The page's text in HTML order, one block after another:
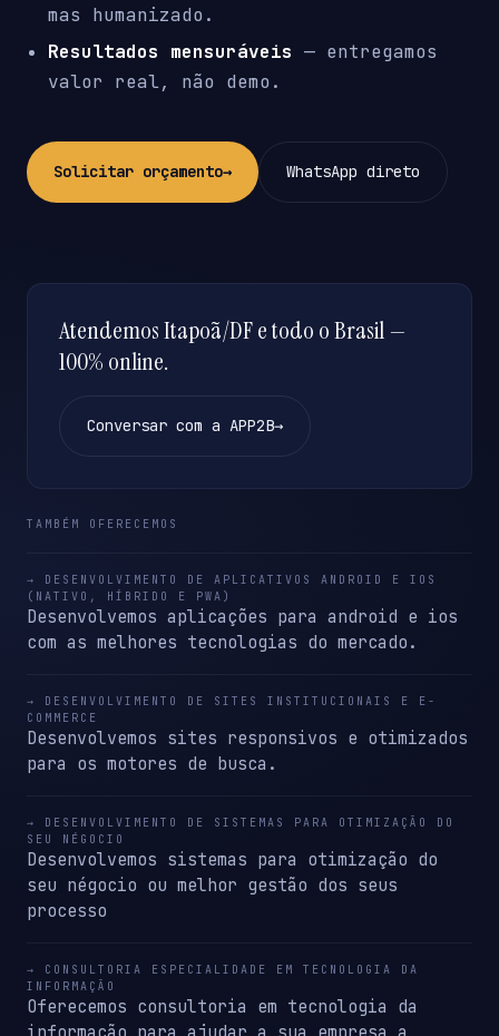
mas humanizado.
Resultados mensuráveis — entregamos
valor real, não demo.
Solicitar orçamento→ WhatsApp direto
Atendemos Itapoã/DF e todo o Brasil —
100% online.
Conversar com a APP2B→
TAMBÉM OFERECEMOS
→ DESENVOLVIMENTO DE APLICATIVOS ANDROID E IOS
(NATIVO, HÍBRIDO E PWA)
Desenvolvemos aplicações para android e ios
com as melhores tecnologias do mercado.
→ DESENVOLVIMENTO DE SITES INSTITUCIONAIS E E-
COMMERCE
Desenvolvemos sites responsivos e otimizados
para os motores de busca.
→ DESENVOLVIMENTO DE SISTEMAS PARA OTIMIZAÇÃO DO
SEU NÉGOCIO
Desenvolvemos sistemas para otimização do
seu négocio ou melhor gestão dos seus
processo
→ CONSULTORIA ESPECIALIDADE EM TECNOLOGIA DA
INFORMAÇÃO
Oferecemos consultoria em tecnologia da